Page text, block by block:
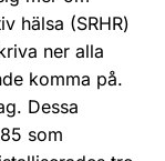
hälsa (SRHR)
ner alla
komma på.
Dessa
som